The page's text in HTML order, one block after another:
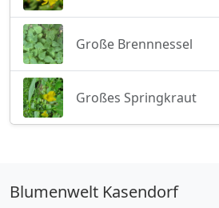
Große Brennnessel
Großes Springkraut
Blumenwelt Kasendorf